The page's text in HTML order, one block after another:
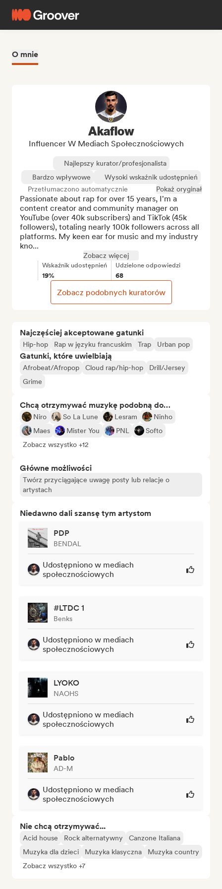
O mnie
Najczęściej akceptowane gatunki
Hip-hop Rap w języku francuskim Trap Urban pop
Gatunki, które uwielbiają
Afrobeat/Afropop Cloud rap/hip-hop
Drill/Jersey
Grime
Chcą otrzymywać muzykę podobną do…
Niro So La Lune Lesram
Ninho
Maes
Mister You PNL
Softo
Zobacz wszystko +12
Główne możliwości
Twórz przyciągające uwagę posty lub relacje o
artystach
Niedawno dali szansę tym artystom
PDP
BENDAL
Udostępniono w mediach
społecznościowych
#LTDC 1
Benks
Udostępniono w mediach
społecznościowych
LYOKO
NAOHS
Udostępniono w mediach
społecznościowych
Pablo
AD-M
Udostępniono w mediach
społecznościowych
Nie chcą otrzymywać...
Acid house Rock alternatywny
Canzone Italiana
Muzyka dla dzieci
Muzyka klasyczna
Muzyka country
Zobacz wszystko +7
Akaflow
Influencer W Mediach Społecznościowych
Najlepszy kurator/profesjonalista
Bardzo wpływowe
Wysoki wskaźnik udostępnień
Przetłumaczono automatycznie
Pokaż oryginał
Passionate about rap for over 15 years, I'm a
content creator and community manager on
YouTube (over 40k subscribers) and TikTok (45k
followers), totaling nearly 100k followers across all
platforms. My keen ear for music and my industry
kno...
Zobacz więcej
Wskaźnik udostępnień
19%
Udzielone odpowiedzi
68
Zobacz podobnych kuratorów